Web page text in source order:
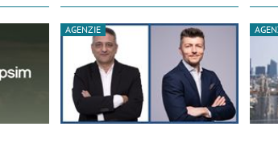
AGENZIE